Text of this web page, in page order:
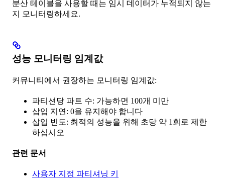
분산 테이블을 사용할 때는 임시 데이터가 누적되지 않는
지 모니터링하세요.
성능 모니터링 임계값
커뮤니티에서 권장하는 모니터링 임계값:
파티션당 파트 수: 가능하면 100개 미만
삽입 지연: 0을 유지해야 합니다
삽입 빈도: 최적의 성능을 위해 초당 약 1회로 제한
하십시오
관련 문서
사용자 지정 파티셔닝 키